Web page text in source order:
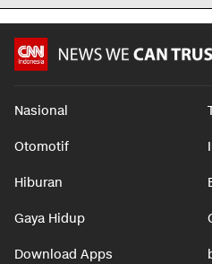
Nasional
Otomotif
Hiburan
Gaya Hidup
Download Apps